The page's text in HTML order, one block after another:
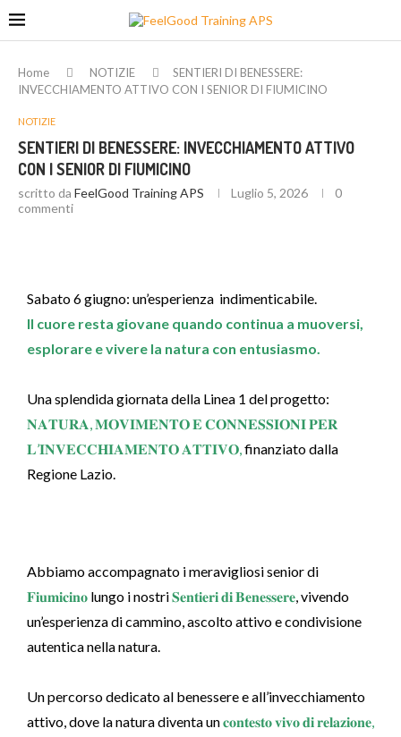
Home NOTIZIE
SENTIERI DI BENESSERE:
INVECCHIAMENTO ATTIVO CON I SENIOR DI FIUMICINO
NOTIZIE
SENTIERI DI BENESSERE: INVECCHIAMENTO ATTIVO
CON I SENIOR DI FIUMICINO
scritto da FeelGood Training APS Luglio 5, 2026
0
commenti
Sabato 6 giugno: un’esperienza indimenticabile.
Il cuore resta giovane quando continua a muoversi,
esplorare e vivere la natura con entusiasmo.
Una splendida giornata della Linea 1 del progetto:
𝐍𝐀𝐓𝐔𝐑𝐀, 𝐌𝐎𝐕𝐈𝐌𝐄𝐍𝐓𝐎 𝐄 𝐂𝐎𝐍𝐍𝐄𝐒𝐒𝐈𝐎𝐍𝐈 𝐏𝐄𝐑
𝐋’𝐈𝐍𝐕𝐄𝐂𝐂𝐇𝐈𝐀𝐌𝐄𝐍𝐓𝐎 𝐀𝐓𝐓𝐈𝐕𝐎,finanziato dalla
Regione Lazio.
Abbiamo accompagnato i meravigliosi senior di
𝐅𝐢𝐮𝐦𝐢𝐜𝐢𝐧𝐨 lungo i nostri𝐒𝐞𝐧𝐭𝐢𝐞𝐫𝐢 𝐝𝐢 𝐁𝐞𝐧𝐞𝐬𝐬𝐞𝐫𝐞, vivendo
un’esperienza di cammino, ascolto attivo e condivisione
autentica nella natura.
Un percorso dedicato al benessere e all’invecchiamento
attivo, dove la natura diventa un𝐜𝐨𝐧𝐭𝐞𝐬𝐭𝐨 𝐯𝐢𝐯𝐨 𝐝𝐢 𝐫𝐞𝐥𝐚𝐳𝐢𝐨𝐧𝐞,